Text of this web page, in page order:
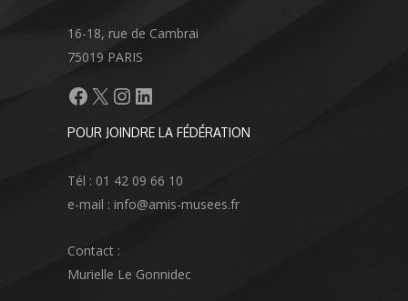
16-18, rue de Cambrai
75019 PARIS
Facebook
X Instagram
LinkedIn
POUR JOINDRE LA FÉDÉRATION
Tél : 01 42 09 66 10
e-mail : info@amis-musees.fr
Contact :
Murielle Le Gonnidec